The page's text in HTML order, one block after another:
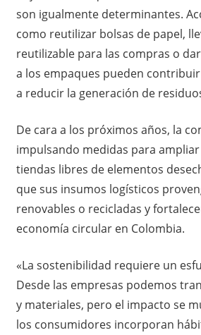
son igualmente determinantes.
como reutilizar bolsas de papel,
reutilizable para las compras o
a los empaques pueden
a reducir la generación de
De cara a los próximos años, la
impulsando medidas para
tiendas libres de elementos
que sus insumos logísticos
renovables o recicladas y
economía circular en Colombia.
«La sostenibilidad requiere un
Desde las empresas podemos
y materiales, pero el impacto se
los consumidores incorporan